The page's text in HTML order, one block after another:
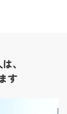
、
す